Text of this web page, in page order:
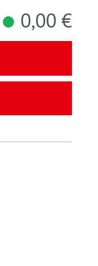
0,00 €